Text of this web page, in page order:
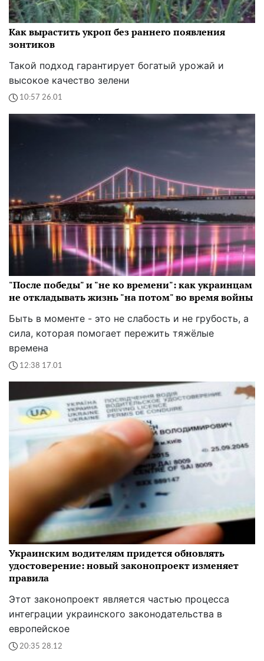
Как вырастить укроп без раннего появления
зонтиков
Такой подход гарантирует богатый урожай и
высокое качество зелени
10:57 26.01
"После победы" и "не ко времени": как украинцам
не откладывать жизнь "на потом" во время войны
Быть в моменте - это не слабость и не грубость, а
сила, которая помогает пережить тяжёлые
времена
12:38 17.01
Украинским водителям придется обновлять
удостоверение: новый законопроект изменяет
правила
Этот законопроект является частью процесса
интеграции украинского законодательства в
европейское
20:35 28.12